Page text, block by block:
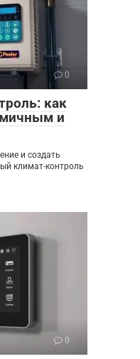
0
как
и
и создать
климат-контроль
0